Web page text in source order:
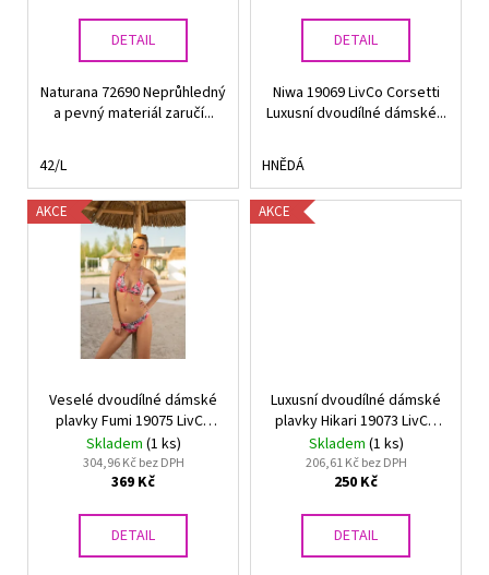
DETAIL
Naturana 72690 Neprůhledný
a pevný materiál zaručí...
42/L
DETAIL
Niwa 19069 LivCo Corsetti
Luxusní dvoudílné dámské...
HNĚDÁ
AKCE
Veselé dvoudílné dámské
plavky Fumi 19075 LivCo
Corsetti
Skladem (1 ks)
304,96 Kč bez DPH
369 Kč
DETAIL
AKCE
Luxusní dvoudílné dámské
plavky Hikari 19073 LivCo
Corsetti
Skladem (1 ks)
206,61 Kč bez DPH
250 Kč
DETAIL